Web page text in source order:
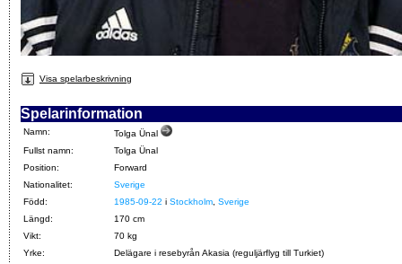
Visa spelarbeskrivning
Spelarinformation
Namn:
Tolga Ünal
Fullst namn:
Tolga Ünal
Position:
Forward
Nationalitet:
Sverige
Född:
1985-09-22 i Stockholm, Sverige
Längd:
170 cm
Vikt:
70 kg
Yrke:
Delägare i resebyrån Akasia (reguljärflyg till Turkiet)